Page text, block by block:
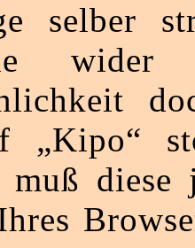
selber
wider
„Kipo“
muß diese